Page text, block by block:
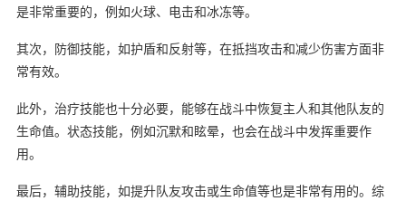
是非常重要的，例如火球、电击和冰冻等。
其次，防御技能，如护盾和反射等，在抵挡攻击和减少伤害方面非
常有效。
此外，治疗技能也十分必要，能够在战斗中恢复主人和其他队友的
生命值。状态技能，例如沉默和眩晕，也会在战斗中发挥重要作
用。
最后，辅助技能，如提升队友攻击或生命值等也是非常有用的。综